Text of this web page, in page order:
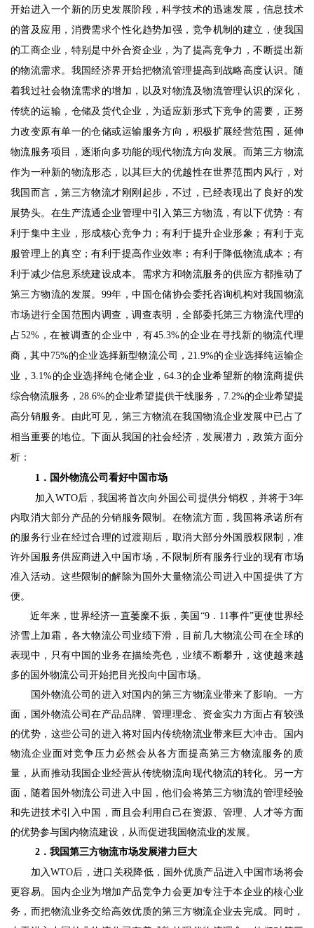
开始进入一个新的历史发展阶段，科学技术的迅速发展，信息技术
的普及应用，消费需求个性化趋势加强，竞争机制的建立，使我国
的工商企业，特别是中外合资企业，为了提高竞争力，不断提出新
的物流需求。我国经济界开始把物流管理提高到战略高度认识。随
着我过社会物流需求的增加，以及对物流及物流管理认识的深化，
传统的运输，仓储及货代企业，为适应新形式下竞争的需要，正努
力改变原有单一的仓储或运输服务方向，积极扩展经营范围，延伸
物流服务项目，逐渐向多功能的现代物流方向发展。而第三方物流
作为一种新的物流形态，以其巨大的优越性在世界范围内风行，对
我国而言，第三方物流才刚刚起步，不过，已经表现出了良好的发
展势头。在生产流通企业管理中引入第三方物流，有以下优势：有
利于集中主业，形成核心竞争力；有利于提升企业形象；有利于克
服管理上的真空；有利于提高作业效率；有利于降低物流成本；有
利于减少信息系统建设成本。需求方和物流服务的供应方都推动了
第三方物流的发展。 99年，中国仓储协会委托咨询机构对我国物流
市场进行全国范围内调查，调查表明，全部委托第三方物流代理的
占52%，在被调查的企业中，有45.3%的企业在寻找新的物流代理
商，其中75%的企业选择新型物流公司， 21.9%的企业选择纯运输企
业， 3.1%的企业选择纯仓储企业， 64.3的企业希望新的物流商提供
综合物流服务， 28.6%的企业希望提供干线服务， 7.2%的企业希望提
高分销服务。由此可见，第三方物流在我国物流企业发展中已占了
相当重要的地位。下面从我国的社会经济，发展潜力，政策方面分
析：
1 ．国外物流公司看好中国市场
加入 WTO后，我国将首次向外国公司提供分销权，并将于3年
内取消大部分产品的分销服务限制。在物流方面，我国将承诺所有
的服务行业在经过合理的过渡期后，取消大部分外国股权限制，准
许外国服务供应商进入中国市场，不限制所有服务行业的现有市场
准入活动。这些限制的解除为国外大量物流公司进入中国提供了方
便。
近年来，世界经济一直萎糜不振，美国 “9． 11事件”更使世界经
济雪上加霜，各大物流公司业绩下滑，目前几大物流公司在全球的
表现中，只有中国的业务在描绘亮色，业绩不断攀升，这使越来越
多的国外物流公司开始把目光投向中国市场。
国外物流公司的进入对国内的第三方物流业带来了影响。一方
面，国外物流公司在产品品牌、管理理念、资金实力方面占有较强
的优势，这些公司的进入将对国内传统物流业带来巨大冲击。国内
物流企业面对竞争压力必然会从各方面提高第三方物流服务的质
量，从而推动我国企业经营从传统物流向现代物流的转化。另一方
面，随着国外物流公司进入中国，他们会将第三方物流的管理经验
和先进技术引入中国，而且会利用自己在资源、管理、人才等方面
的优势参与国内物流建设，从而促进我国物流业的发展。
2 ．我国第三方物流市场发展潜力巨大
加入WTO后，进口关税降低，国外优质产品进入中国市场将会
更容易。国内企业为增加产品竞争力会更加专注于本企业的核心业
务，而把物流业务交给高效优质的第三方物流企业去完成。同时，